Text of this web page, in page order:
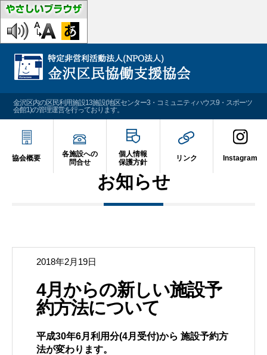
協会概要
各施設への
問合せ
個人情報
保護方針
リンク Instagram
金沢区内の区民利用施設13施設(地区センター3・コミュニティハウス9・スポーツ
会館1)の管理運営を行っております。
お知らせ
2018年2月19日
4月からの新しい施設予
約方法について
平成30年6月利用分(4月受付)から 施設予約方
法が変わります。